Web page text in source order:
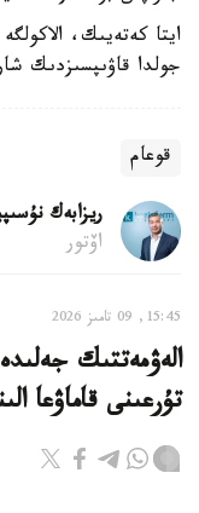
ايتا كەتەيىك،
جولدا قاۋىپسىزدىك
قوعام
ريزابەك
اۆتور
15:45, 09 تامىز 2026
الەۋمەتتىك
تۇرعىنى قاماۋعا